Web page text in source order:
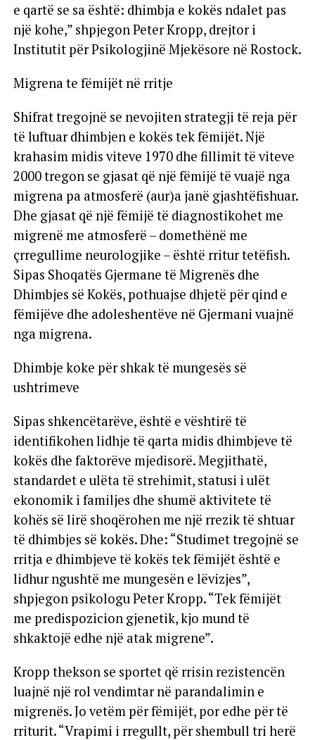
e qartë se sa është: dhimbja e kokës ndalet pas
një kohe,” shpjegon Peter Kropp, drejtor i
Institutit për Psikologjinë Mjekësore në Rostock.
Migrena te fëmijët në rritje
Shifrat tregojnë se nevojiten strategji të reja për
të luftuar dhimbjen e kokës tek fëmijët. Një
krahasim midis viteve 1970 dhe fillimit të viteve
2000 tregon se gjasat që një fëmijë të vuajë nga
migrena pa atmosferë (aur)a janë gjashtëfishuar.
Dhe gjasat që një fëmijë të diagnostikohet me
migrenë me atmosferë – domethënë me
çrregullime neurologjike – është rritur tetëfish.
Sipas Shoqatës Gjermane të Migrenës dhe
Dhimbjes së Kokës, pothuajse dhjetë për qind e
fëmijëve dhe adoleshentëve në Gjermani vuajnë
nga migrena.
Dhimbje koke për shkak të mungesës së
ushtrimeve
Sipas shkencëtarëve, është e vështirë të
identifikohen lidhje të qarta midis dhimbjeve të
kokës dhe faktorëve mjedisorë. Megjithatë,
standardet e ulëta të strehimit, statusi i ulët
ekonomik i familjes dhe shumë aktivitete të
kohës së lirë shoqërohen me një rrezik të shtuar
të dhimbjes së kokës. Dhe: “Studimet tregojnë se
rritja e dhimbjeve të kokës tek fëmijët është e
lidhur ngushtë me mungesën e lëvizjes”,
shpjegon psikologu Peter Kropp. “Tek fëmijët
me predispozicion gjenetik, kjo mund të
shkaktojë edhe një atak migrene”.
Kropp thekson se sportet që rrisin rezistencën
luajnë një rol vendimtar në parandalimin e
migrenës. Jo vetëm për fëmijët, por edhe për të
rriturit. “Vrapimi i rregullt, për shembull tri herë